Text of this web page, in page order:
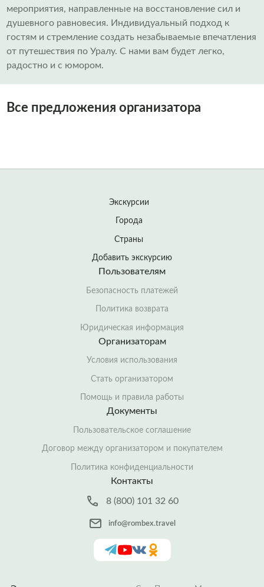
мероприятия, направленные на восстановление сил и
душевного равновесия. Индивидуальный подход к
гостям и стремление создать незабываемые впечатления
от путешествия по Уралу. С нами вам будет легко,
радостно и с юмором.
Все предложения организатора
Экскурсии
Города
Страны
Добавить экскурсию
Пользователям
Безопасность платежей
Политика возврата
Юридическая информация
Организаторам
Условия использования
Стать организатором
Помощь и правила работы
Документы
Пользовательское соглашение
Договор между организатором и покупателем
Политика конфиденциальности
Контакты
8 (800) 101 32 60
info@rombex.travel